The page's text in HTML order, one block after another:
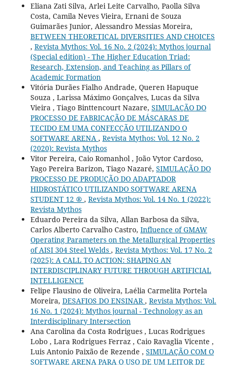
Eliana Zati Silva, Arlei Leite Carvalho, Paolla Silva
Costa, Camila Neves Vieira, Ernani de Souza
Guimarães Junior, Alessandro Messias Moreira,
BETWEEN THEORETICAL DIVERSITIES AND CHOICES
, Revista Mythos: Vol. 16 No. 2 (2024): Mythos journal
(Special edition) - The Higher Education Triad:
Research, Extension, and Teaching as Pillars of
Academic Formation
Vitória Durães Fialho Andrade, Queren Hapuque
Souza , Larissa Máximo Gonçalves, Lucas da Silva
Vieira , Tiago Binttencourt Nazare, SIMULAÇÃO DO
PROCESSO DE FABRICAÇÃO DE MÁSCARAS DE
TECIDO EM UMA CONFECÇÃO UTILIZANDO O
SOFTWARE ARENA , Revista Mythos: Vol. 12 No. 2
(2020): Revista Mythos
Vitor Pereira, Caio Romanhol , João Vytor Cardoso,
Yago Pereira Barizon, Tiago Nazaré, SIMULAÇÃO DO
PROCESSO DE PRODUÇÃO DO ADAPTADOR
HIDROSTÁTICO UTILIZANDO SOFTWARE ARENA
STUDENT 12 ® , Revista Mythos: Vol. 14 No. 1 (2022):
Revista Mythos
Eduardo Pereira da Silva, Allan Barbosa da Silva,
Carlos Alberto Carvalho Castro, Influence of GMAW
Operating Parameters on the Metallurgical Properties
of AISI 304 Steel Welds , Revista Mythos: Vol. 17 No. 2
(2025): A CALL TO ACTION: SHAPING AN
INTERDISCIPLINARY FUTURE THROUGH ARTIFICIAL
INTELLIGENCE
Felipe Flausino de Oliveira, Laélia Carmelita Portela
Moreira, DESAFIOS DO ENSINAR , Revista Mythos: Vol.
16 No. 1 (2024): Mythos journal - Technology as an
Interdisciplinary Intersection
Ana Carolina da Costa Rodrigues , Lucas Rodrigues
Lobo , Lara Rodrigues Ferraz , Caio Ravaglia Vicente ,
Luis Antonio Paixão de Rezende , SIMULAÇÃO COM O
SOFTWARE ARENA PARA O USO DE UM LEITOR DE